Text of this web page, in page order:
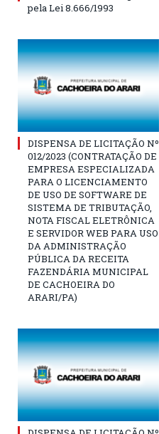
pela Lei 8.666/1993
DISPENSA DE LICITAÇÃO Nº
012/2023 (CONTRATAÇÃO DE
EMPRESA ESPECIALIZADA
PARA O LICENCIAMENTO
DE USO DE SOFTWARE DE
SISTEMA DE TRIBUTAÇÃO,
NOTA FISCAL ELETRÔNICA
E SERVIDOR WEB PARA USO
DA ADMINISTRAÇÃO
PÚBLICA DA RECEITA
FAZENDÁRIA MUNICIPAL
DE CACHOEIRA DO
ARARI/PA)